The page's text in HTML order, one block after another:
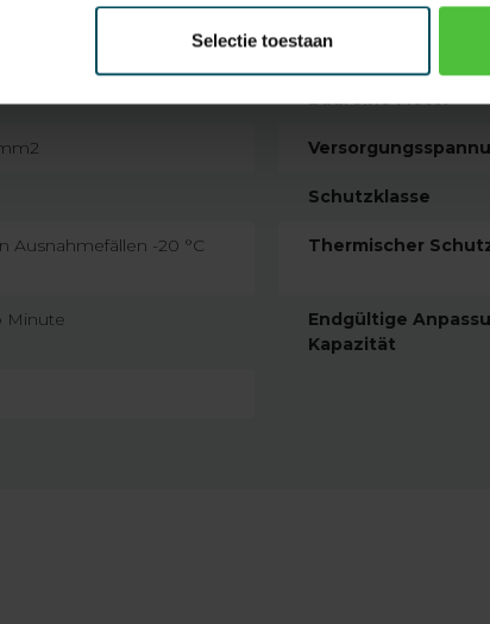
Selectie toestaanEAN Code
Baureihe Motor
Schutzklasse
Ausnahmefällen -20 °C
Thermischer
Minute
Endgültige
Kapazität